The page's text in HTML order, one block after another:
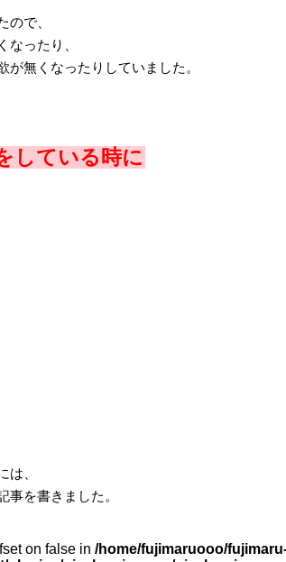
ので、
なったり、
無くなったりしていました。
している時に
は、
事を書きました。